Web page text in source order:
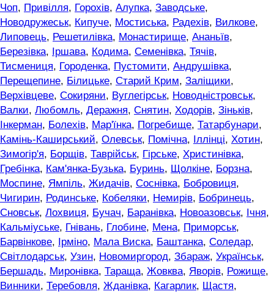
Чоп, Привілля, Горохів, Алупка, Заводське,
Новодружеськ, Кипуче, Мостиська, Радехів, Вилкове,
Липовець, Решетилівка, Монастирище, Ананьїв,
Березівка, Іршава, Кодима, Семенівка, Тячів,
Тисмениця, Городенка, Пустомити, Андрушівка,
Перещепине, Білицьке, Старий Крим, Заліщики,
Верхівцеве, Сокиряни, Вуглегірськ, Новодністровськ,
Валки, Любомль, Деражня, Снятин, Ходорів, Зіньків,
Інкерман, Болехів, Мар'їнка, Погребище, Татарбунари,
Камінь-Каширський, Олевськ, Помічна, Іллінці, Хотин,
Зимогір'я, Борщів, Таврійськ, Гірське, Христинівка,
Гребінка, Кам'янка-Бузька, Буринь, Щолкіне, Борзна,
Моспине, Ямпіль, Жидачів, Соснівка, Бобровиця,
Чигирин, Родинське, Кобеляки, Немирів, Бобринець,
Сновськ, Лохвиця, Бучач, Баранівка, Новоазовськ, Ічня,
Кальміуське, Гнівань, Глобине, Мена, Приморськ,
Барвінкове, Ірміно, Мала Виска, Баштанка, Соледар,
Світлодарськ, Узин, Новомиргород, Збараж, Українськ,
Бершадь, Миронівка, Тараща, Жовква, Яворів, Рожище,
Винники, Теребовля, Жданівка, Кагарлик, Щастя,